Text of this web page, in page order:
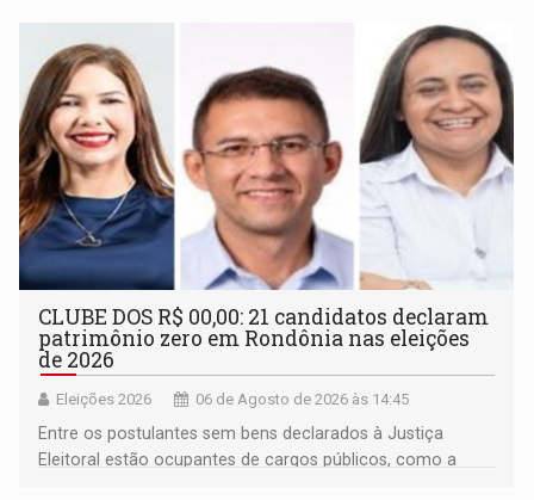
CLUBE DOS R$ 00,00: 21 candidatos declaram
patrimônio zero em Rondônia nas eleições
de 2026
Eleições 2026 06 de Agosto de 2026 às 14:45
Entre os postulantes sem bens declarados à Justiça
Eleitoral estão ocupantes de cargos públicos, como a